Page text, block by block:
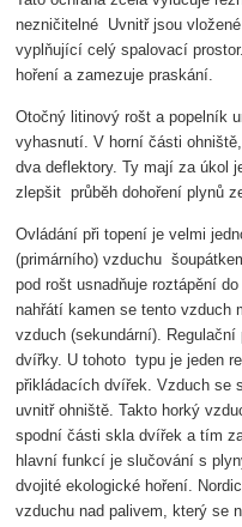
nezničitelné Uvnitř jsou
vyplňující celý spalovací
hoření a zamezuje praskání.
Otočný litinový rošt a popelník
vyhasnutí. V horní části
dva deflektory. Ty mají za úkol
zlepšit průběh dohoření plynů
Ovládání při topení je velmi
(primárního) vzduchu
pod rošt usnadňuje roztápění
nahřátí kamen se tento vzduch
vzduch (sekundární).
dvířky. U tohoto typu je jeden
přikládacích dvířek. Vzduch se
uvnitř ohniště. Takto horký
spodní části skla dvířek a tím
hlavní funkcí je slučování s
dvojité ekologické hoření.
vzduchu nad palivem, který se